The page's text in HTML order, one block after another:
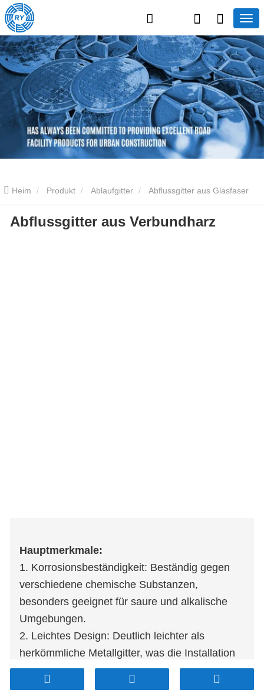
Heim Produkt Ablaufgitter Abflussgitter aus Glasfaser
Abflussgitter aus Verbundharz
Abflussgitter aus Verbundharz
Hauptmerkmale:
1. Korrosionsbeständigkeit: Beständig gegen
verschiedene chemische Substanzen,
besonders geeignet für saure und alkalische
Umgebungen.
2. Leichtes Design: Deutlich leichter als
herkömmliche Metallgitter, was die Installation
und Wartung erleichtert und die Arbeitskosten
senkt.